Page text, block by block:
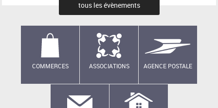
tous les évènements
COMMERCES ASSOCIATIONS AGENCE POSTALE